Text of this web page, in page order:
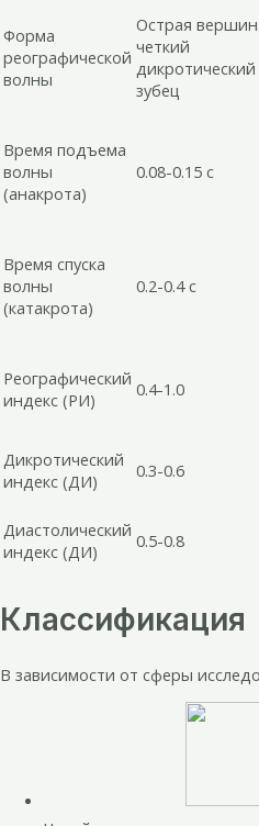
Форма
реографической
волны
Острая
четкий
дикротический
зубец
Время подъема
волны
(анакрота)
0.08-0.15 с
Время спуска
волны
(катакрота)
0.2-0.4 с
Реографический
индекс (РИ)
0.4-1.0
Дикротический
индекс (ДИ)
0.3-0.6
Диастолический
индекс (ДИ)
0.5-0.8
Классификация
В зависимости от сферы